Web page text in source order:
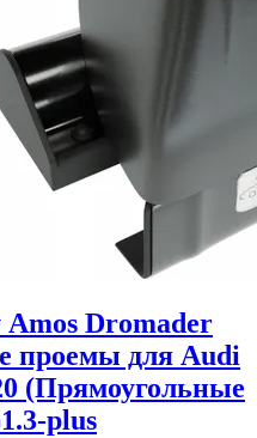
Dromader
проемы для Audi
(Прямоугольные
plus